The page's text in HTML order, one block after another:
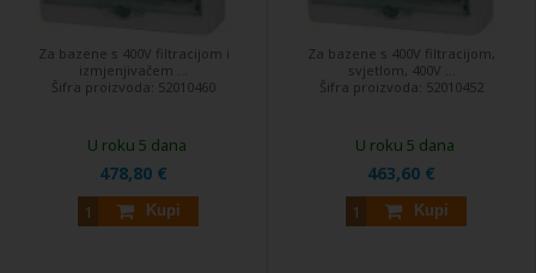
Za bazene s 400V filtracijom i
izmjenjivačem ...
Šifra proizvoda: 52010460
478,80 €
Kupi
U roku 5 dana
Za bazene s 400V filtracijom,
svjetlom, 400V ...
Šifra proizvoda: 52010452
463,60 €
Kupi
U roku 5 dana